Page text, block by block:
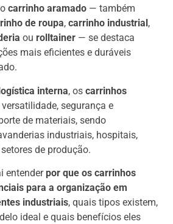
carrinho aramado — também
de roupa, carrinho industrial ,
ou rolltainer — se destaca
mais eficientes e duráveis
interna, os carrinhos
segurança e
de materiais, sendo
industriais, hospitais,
de produção.
entenderpor que os carrinhos
para a organização em
industriais, quais tipos existem,
ideal e quais benefícios eles